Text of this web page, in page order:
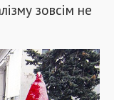
зовсім не